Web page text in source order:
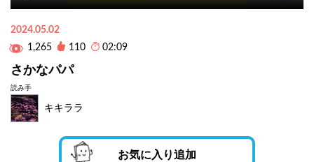
2024.05.02
1,265
110 02:09
さかなパパ
読み手
キキララ
お気に入り追加